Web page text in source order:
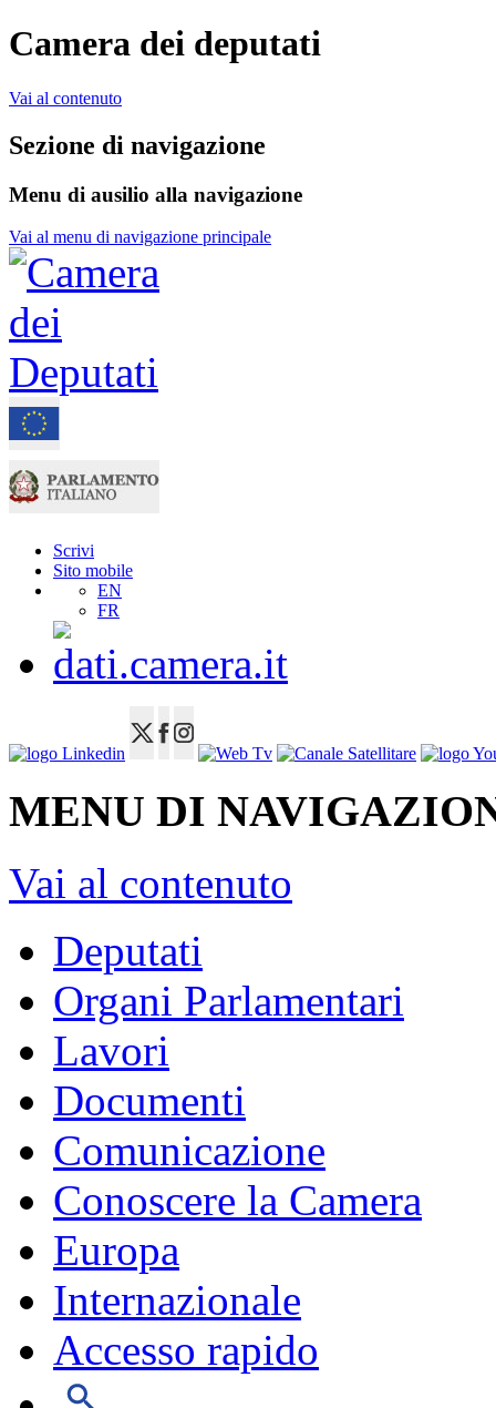
Camera dei deputati
Vai al contenuto
Sezione di navigazione
Menu di ausilio alla navigazione
Vai al menu di navigazione principale
Scrivi
Sito mobile
EN
FR
MENU DI
Vai al contenuto
Deputati
Organi Parlamentari
Lavori
Documenti
Comunicazione
Conoscere la Camera
Europa
Internazionale
Accesso rapido